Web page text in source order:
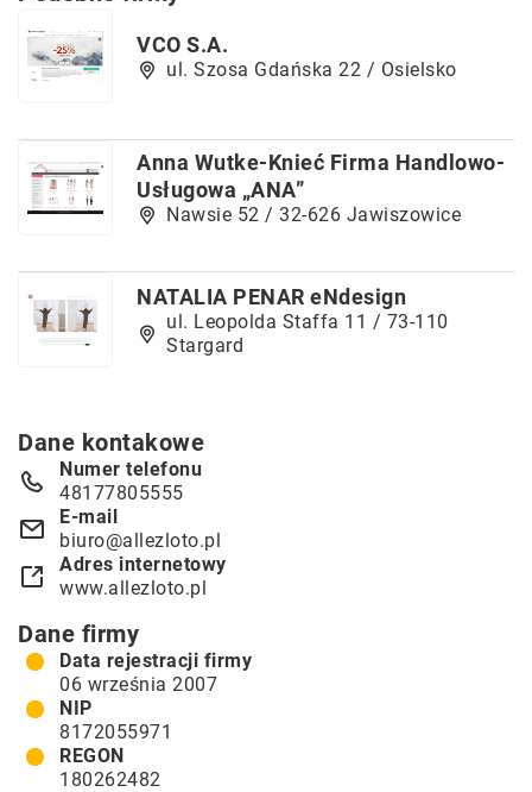
VCO S.A.
ul. Szosa Gdańska 22 / Osielsko
Anna Wutke-Knieć Firma Handlowo-
Usługowa „ANA”
Nawsie 52 / 32-626 Jawiszowice
NATALIA PENAR eNdesign
ul. Leopolda Staffa 11 / 73-110
Stargard
Dane kontakowe
Numer telefonu
48177805555
E-mail
biuro@allezloto.pl
Adres internetowy
www.allezloto.pl
Dane firmy
Data rejestracji firmy
06 września 2007
NIP
8172055971
REGON
180262482